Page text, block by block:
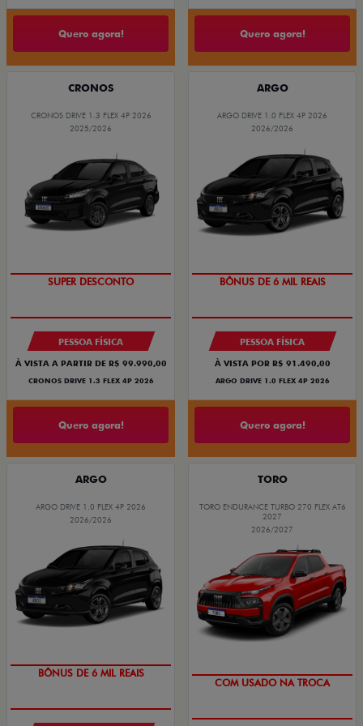
Quero agora! Quero agora!
CRONOS
CRONOS DRIVE 1.3 FLEX 4P 2026
2025/2026
PESSOA FÍSICA
À VISTA A PARTIR DE R$ 99.990,00
CRONOS DRIVE 1.3 FLEX 4P 2026
Quero agora!
ARGO
ARGO DRIVE 1.0 FLEX 4P 2026
2026/2026
PESSOA FÍSICA
À VISTA POR R$ 91.490,00
ARGO DRIVE 1.0 FLEX 4P 2026
Quero agora!
ARGO
ARGO DRIVE 1.0 FLEX 4P 2026
2026/2026
TORO
TORO ENDURANCE TURBO 270 FLEX AT6
2027
2026/2027